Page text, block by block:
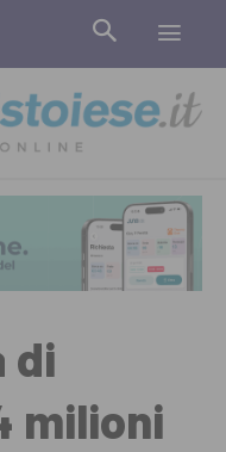
di
milioni